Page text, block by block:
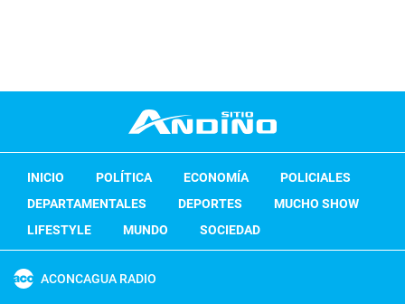
INICIO POLÍTICA ECONOMÍA
POLICIALES
DEPARTAMENTALES
DEPORTES
MUCHO SHOW
LIFESTYLE
MUNDO SOCIEDAD
ACONCAGUA RADIO